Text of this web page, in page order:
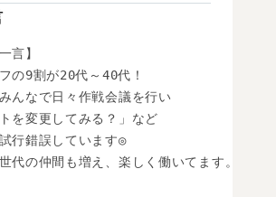
言】
の9割が20代～40代！
んなで日々作戦会議を行い
を変更してみる？」など
行錯誤しています◎
代の仲間も増え、楽しく働いてます。